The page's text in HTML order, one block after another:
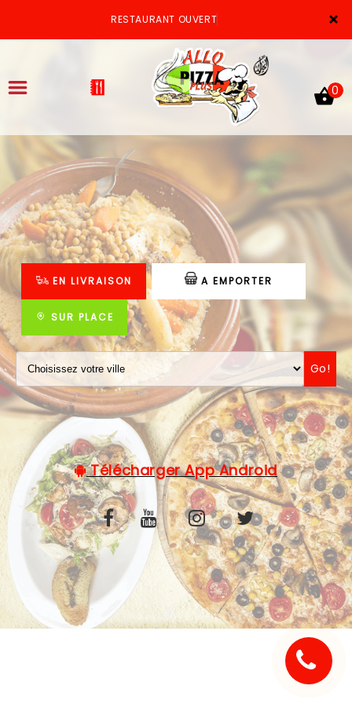
×
RESTAURANT OUVERT
ACCUEIL
LA CARTE
VOTRE COMPTE
NOTRE RESTAURANT
VOS AVIS
MENTIONS LÉGALES
0
EN LIVRAISON A EMPORTER
SUR PLACE
Go!
Télécharger App Android